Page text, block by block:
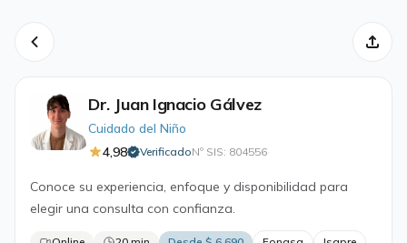
Dr. Juan Ignacio Gálvez
Cuidado del Niño
4,98
VerificadoNº SIS: 804556·
Conoce su experiencia, enfoque y disponibilidad para
elegir una consulta con confianza.